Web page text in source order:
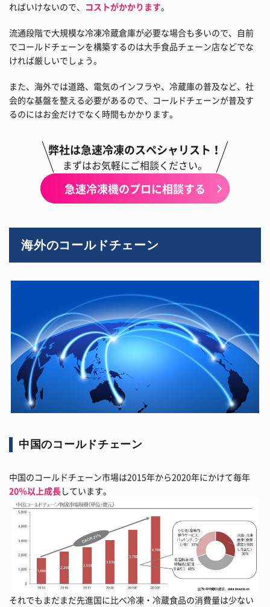
ればいけないので、 コストがかかります。
流通段階で大規模な冷凍冷蔵倉庫が必要な場合も多いので、自前
でコールドチェーンを構築するのは大手食品チェーン店などでな
ければ厳しいでしょう。
また、海外では道路、電気のインフラや、冷蔵庫の普及など、社
会的な基盤を整える必要があるので、コールドチェーンが普及す
るのにはお金だけでなく時間もかかります。
弊社は急速冷凍のスペシャリスト！
まずはお気軽にご相談ください。
急速冷凍機のプロに相談する
海外のコールドチェーン
中国のコールドチェーン
中国のコールドチェーン市場は2015年から2020年にかけて毎年
20％以上成長しています。
それでもまだまだ先進国に比べ冷凍・冷蔵食品の消費量は少ない